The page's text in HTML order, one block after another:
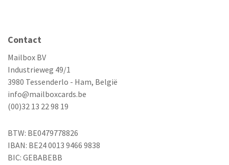
Contact
Mailbox BV
Industrieweg 49/1
3980 Tessenderlo - Ham, België
info@mailboxcards.be
(00)32 13 22 98 19
BTW: BE0479778826
IBAN: BE24 0013 9466 9838
BIC: GEBABEBB